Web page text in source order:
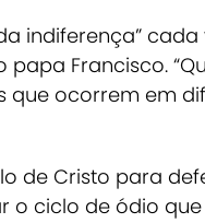
indiferença”
papa Francisco.
que ocorrem em
de Cristo para
o ciclo de ódio